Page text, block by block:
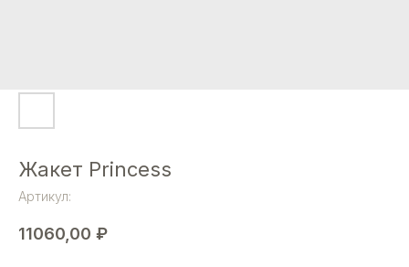
Жакет Princess
Артикул:
11060,00 ₽